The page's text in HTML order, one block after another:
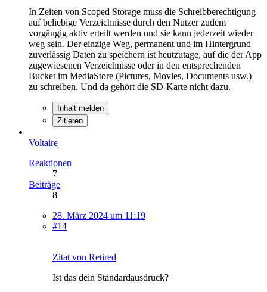
In Zeiten von Scoped Storage muss die Schreibberechtigung
auf beliebige Verzeichnisse durch den Nutzer zudem
vorgängig aktiv erteilt werden und sie kann jederzeit wieder
weg sein. Der einzige Weg, permanent und im Hintergrund
zuverlässig Daten zu speichern ist heutzutage, auf die der App
zugewiesenen Verzeichnisse oder in den entsprechenden
Bucket im MediaStore (Pictures, Movies, Documents usw.)
zu schreiben. Und da gehört die SD-Karte nicht dazu.
Inhalt melden
Zitieren
Voltaire
Reaktionen
7
Beiträge
8
28. März 2024 um 11:19
#14
Zitat von Retired
Ist das dein Standardausdruck?